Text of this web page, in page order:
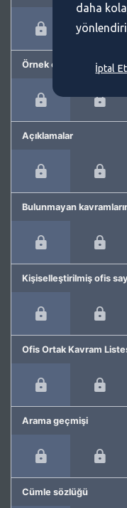
Örnek cümleler
Açıklamalar
Bulunmayan
Kişiselleştirilmiş ofis
Ofis Ortak Kavram
Arama geçmişi
Cümle sözlüğü
daha
İptal Et